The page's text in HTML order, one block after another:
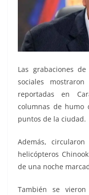
Las grabaciones
sociales
reportadas en
columnas de humo
puntos de la ciudad.
Además,
helicópteros
de una noche
También se